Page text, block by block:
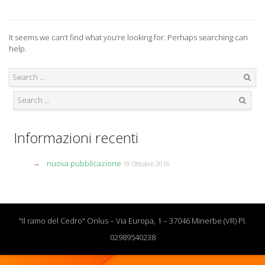
It seems we can’t find what you’re looking for. Perhaps searching can
help.
Informazioni recenti
nuova pubblicazione 18 Ottobre 2016
"Il ramo del Cedro" Onlus – Via Europa, 1 – 37046 Minerbe (VR) PI.
02989540238